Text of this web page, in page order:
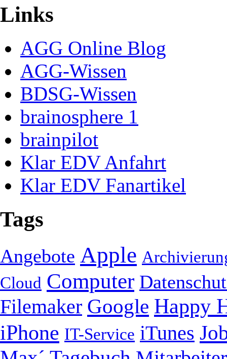
Links
AGG Online Blog
AGG-Wissen
BDSG-Wissen
brainosphere 1
brainpilot
Klar EDV Anfahrt
Klar EDV Fanartikel
Tags
Angebote Apple
Cloud Computer
Filemaker Google Happy
iPhone IT-Service iTunes